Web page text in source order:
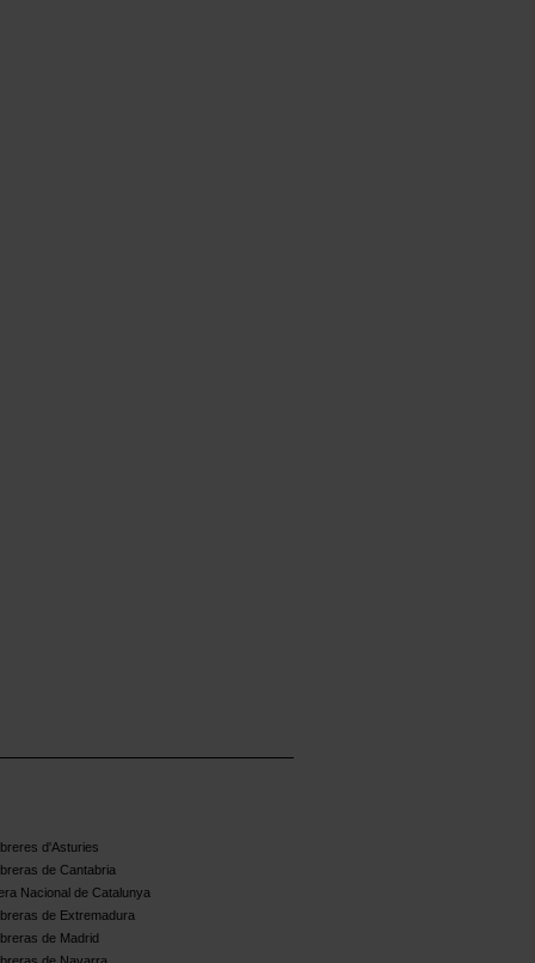
d'Asturies
de Cantabria
Nacional de Catalunya
de Extremadura
de Madrid